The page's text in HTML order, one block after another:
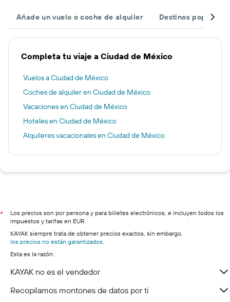
Añade un vuelo o coche de alquiler Destinos populares
Completa tu viaje a Ciudad de México
Vuelos a Ciudad de México
Coches de alquiler en Ciudad de México
Vacaciones en Ciudad de México
Hoteles en Ciudad de México
Alquileres vacacionales en Ciudad de México
*
Los precios son por persona y para billetes electrónicos, e incluyen todos los
impuestos y tarifas en EUR.
KAYAK siempre trata de obtener precios exactos, sin embargo,
los precios no están garantizados.
Esta es la razón:
KAYAK no es el vendedor
Recopilamos montones de datos por ti